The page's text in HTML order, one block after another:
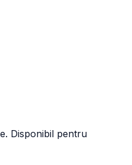
Disponibil pentru